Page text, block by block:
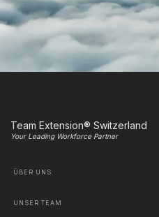
Team Extension® Switzerland
Your Leading Workforce Partner
ÜBER UNS
UNSER TEAM